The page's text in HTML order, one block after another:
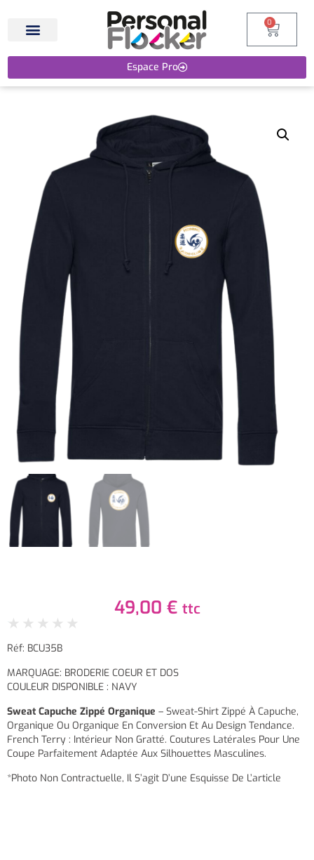
Espace Pro
0
49,00 € ttc
★ ★ ★ ★ ★
Réf: BCU35B
MARQUAGE: BRODERIE COEUR ET DOS
COULEUR DISPONIBLE : NAVY
Sweat Capuche Zippé Organique – Sweat-Shirt Zippé À Capuche,
Organique Ou Organique En Conversion Et Au Design Tendance.
French Terry : Intérieur Non Gratté. Coutures Latérales Pour Une
Coupe Parfaitement Adaptée Aux Silhouettes Masculines.
*Photo Non Contractuelle, Il S’agit D’une Esquisse De L’article